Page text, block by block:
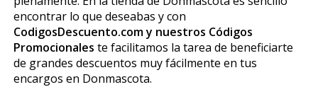
encontrar lo que deseabas y con
CodigosDescuento.com y nuestros Códigos
Promocionales te facilitamos la tarea de beneficiarte
de grandes descuentos muy fácilmente en tus
encargos en Donmascota.